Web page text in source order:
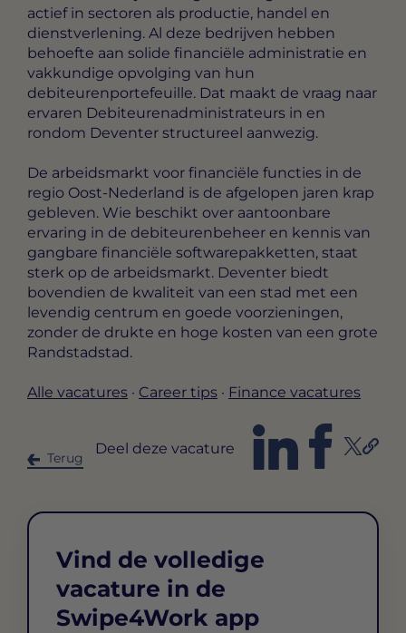
actief in sectoren als productie, handel en
dienstverlening. Al deze bedrijven hebben
behoefte aan solide financiële administratie en
vakkundige opvolging van hun
debiteurenportefeuille. Dat maakt de vraag naar
ervaren Debiteurenadministrateurs in en
rondom Deventer structureel aanwezig.
De arbeidsmarkt voor financiële functies in de
regio Oost-Nederland is de afgelopen jaren krap
gebleven. Wie beschikt over aantoonbare
ervaring in de debiteurenbeheer en kennis van
gangbare financiële softwarepakketten, staat
sterk op de arbeidsmarkt. Deventer biedt
bovendien de kwaliteit van een stad met een
levendig centrum en goede voorzieningen,
zonder de drukte en hoge kosten van een grote
Randstadstad.
Alle vacatures · Career tips · Finance vacatures
Terug
Deel deze vacature
Vind de volledige
vacature in de
Swipe4Work app